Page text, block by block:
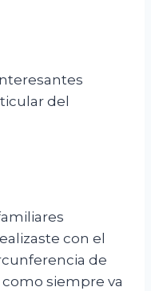
del
con el
de
siempre va